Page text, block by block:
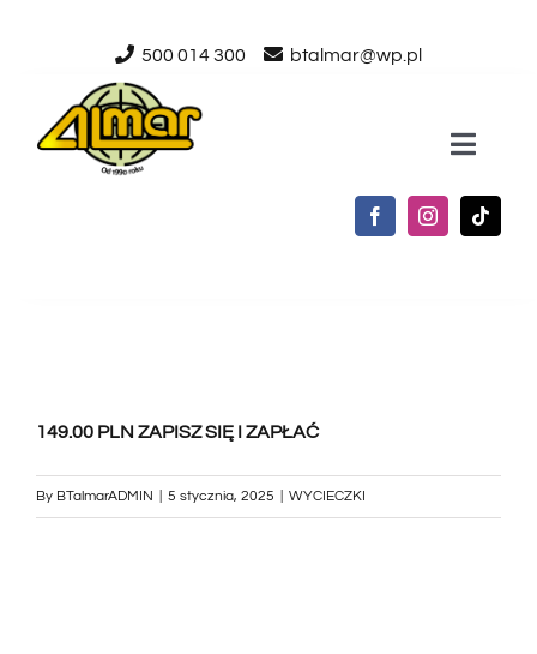
zawartości
500 014 300 btalmar@wp.pl
Toggle
AKTUALNOŚCI
149.00 PLN ZAPISZ SIĘ I ZAPŁAĆ
By BTalmarADMIN 5 stycznia, 2025 WYCIECZKI